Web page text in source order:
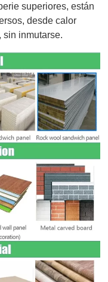
superiores, están
desde calor
sin inmutarse.